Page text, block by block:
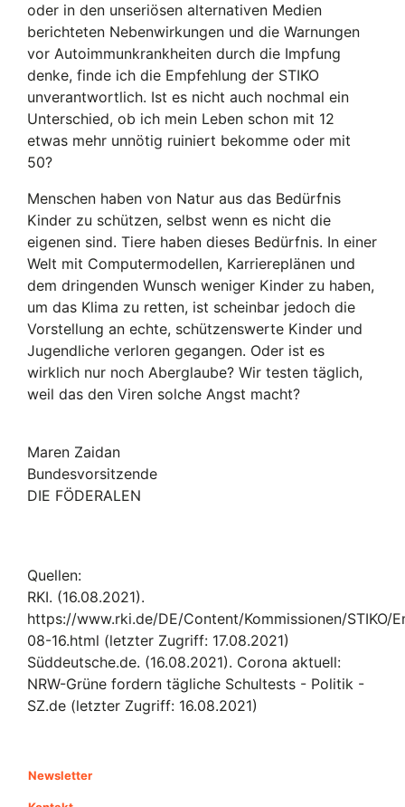
oder in den unseriösen alternativen Medien
berichteten Nebenwirkungen und die Warnungen
vor Autoimmunkrankheiten durch die Impfung
denke, finde ich die Empfehlung der STIKO
unverantwortlich. Ist es nicht auch nochmal ein
Unterschied, ob ich mein Leben schon mit 12
etwas mehr unnötig ruiniert bekomme oder mit
50?
Menschen haben von Natur aus das Bedürfnis
Kinder zu schützen, selbst wenn es nicht die
eigenen sind. Tiere haben dieses Bedürfnis. In einer
Welt mit Computermodellen, Karriereplänen und
dem dringenden Wunsch weniger Kinder zu haben,
um das Klima zu retten, ist scheinbar jedoch die
Vorstellung an echte, schützenswerte Kinder und
Jugendliche verloren gegangen. Oder ist es
wirklich nur noch Aberglaube? Wir testen täglich,
weil das den Viren solche Angst macht?
Maren Zaidan
Bundesvorsitzende
DIE FÖDERALEN
Quellen:
RKI. (16.08.2021).
https://www.rki.de/DE/Content/Kommissionen/STIKO/
08-16.html (letzter Zugriff: 17.08.2021)
Süddeutsche.de. (16.08.2021). Corona aktuell:
NRW-Grüne fordern tägliche Schultests - Politik -
SZ.de (letzter Zugriff: 16.08.2021)
Newsletter